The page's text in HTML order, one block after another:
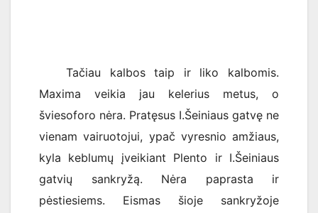
Tačiau kalbos taip ir liko kalbomis.
Maxima veikia jau kelerius metus, o
šviesoforo nėra. Pratęsus I.Šeiniaus gatvę ne
vienam vairuotojui, ypač vyresnio amžiaus,
kyla keblumų įveikiant Plento ir I.Šeiniaus
gatvių sankryžą. Nėra paprasta ir
pėstiesiems. Eismas šioje sankryžoje